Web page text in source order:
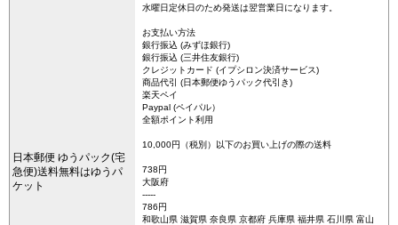
日本郵便 ゆうパック(宅
急便)送料無料はゆうパ
ケット
水曜日定休日のため発送は翌営業日になります。
お支払い方法
銀行振込 (みずほ銀行)
銀行振込 (三井住友銀行)
クレジットカード (イプシロン決済サービス)
商品代引 (日本郵便ゆうパック代引き)
楽天ペイ
Paypal (ペイパル）
全額ポイント利用
10,000円（税別）以下のお買い上げの際の送料
738円
大阪府
-----
786円
和歌山県 滋賀県 奈良県 京都府 兵庫県 福井県 石川県 富山